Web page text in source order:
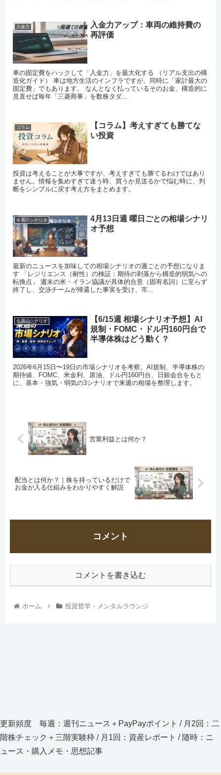
入金力
入金力アップ：車両の維持費の
再評価
車の固定費をハックして「入金力」を最大化する （リアル支出の構
造化ガイド） 車は地方生活のインフラですが、同時に「家計最大の
固定費」でもあります。 なんとなく払っているそのお金、構造的に
見直せば毎年「三菱商事」を数株タダ...
コラム
【コラム】考えすぎても勝てな
い投資
投資は考えることが大事ですが、考えすぎても勝てるわけではあり
ません。情報を集めすぎて迷う時、買うか見送るかで悩む時に、判
断をシンプルに戻す考え方をまとめます。
今週のシナリオ
4月13日週 曜日ごとの相場シナリ
オ予想
最新のニュースを加味しての相場シナリオの週ごとの予想になりま
す 「レジリエンス（耐性）の検証：期待の剥落から構造的弱気への
転換点」 週末の米・イラン協議が具体的合意（固有名詞）に至らず
終了し、交渉チームが帰還した事実を受け、市...
今週のシナリオ
【6/15週 相場シナリオ予想】AI
規制・FOMC・ドル円160円台で
半導体株はどう動く？
2026年6月15日〜19日の市場シナリオを考察。AI規制、半導体株の
期待値、FOMC、米金利、原油、ドル円160円台、日銀会合をもと
に、基本・強気・弱気の3シナリオで来週の相場を整理します。
営業利益とは何か？
配当とは何か？｜株を持っているだけで
お金が入る仕組みをわかりやすく解説
コメント
コメントを書き込む
ホーム 投資哲学・メンタルラウンジ
更新頻度 毎週：週刊ニュース＋PayPayポイント / 月2回：二
階株チェック＋三階実験枠 / 月1回：資産レポート / 随時：ニ
ュース・購入メモ・思想記事